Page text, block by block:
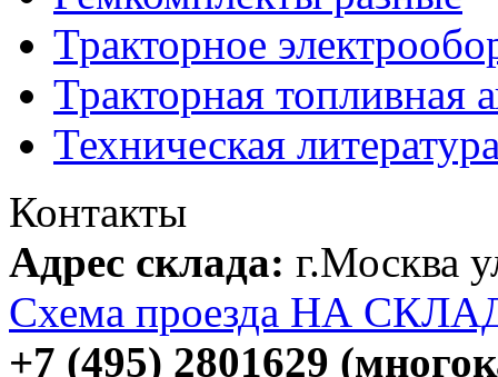
Тракторное
Тракторная топливная
Техническая
Контакты
Адрес склада: г.Москва
Схема проезда НА
+7 (495) 2801629